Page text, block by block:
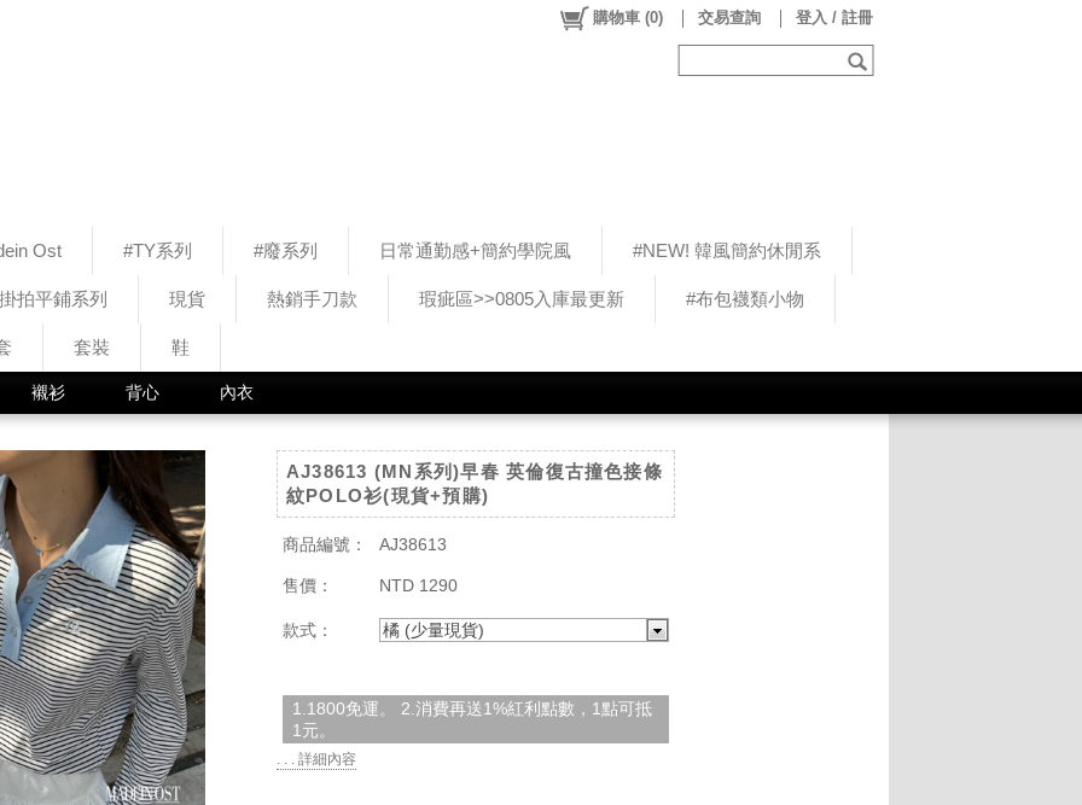
Ost #TY系列 #廢系列 日常通勤感+簡約學院風 #NEW! 韓風簡約休閒系
拍平鋪系列 現貨 熱銷手刀款 瑕疵區>>0805入庫最更新 #布包襪類小物
套裝 鞋
購物車 (0) 交易查詢 登入 / 註冊
襯衫 背心 內衣
AJ38613 (MN系列)早春 英倫復古撞色接條
紋POLO衫(現貨+預購)
商品編號： AJ38613
售價： NTD 1290
款式： 橘 (少量現貨)
1.1800免運。 2.消費再送1%紅利點數，1點可抵
1元。
. . . 詳細內容